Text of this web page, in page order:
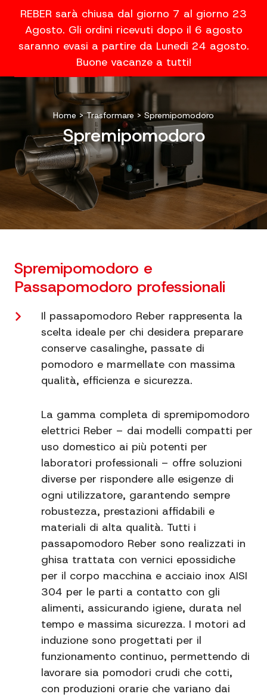
REBER sarà chiusa dal giorno 7 al giorno 23
Agosto. Gli ordini ricevuti dopo il 6 agosto
saranno evasi a partire da Lunedi 24 agosto.
Buone vacanze a tutti!
Home >Trasformare > Spremipomodoro
Spremipomodoro
Spremipomodoro e
Passapomodoro professionali
Il passapomodoro Reber rappresenta la
scelta ideale per chi desidera preparare
conserve casalinghe, passate di
pomodoro e marmellate con massima
qualità, efficienza e sicurezza.
La gamma completa di spremipomodoro
elettrici Reber – dai modelli compatti per
uso domestico ai più potenti per
laboratori professionali – offre soluzioni
diverse per rispondere alle esigenze di
ogni utilizzatore, garantendo sempre
robustezza, prestazioni affidabili e
materiali di alta qualità. Tutti i
passapomodoro Reber sono realizzati in
ghisa trattata con vernici epossidiche
per il corpo macchina e acciaio inox AISI
304 per le parti a contatto con gli
alimenti, assicurando igiene, durata nel
tempo e massima sicurezza. I motori ad
induzione sono progettati per il
funzionamento continuo, permettendo di
lavorare sia pomodori crudi che cotti,
con produzioni orarie che variano dai